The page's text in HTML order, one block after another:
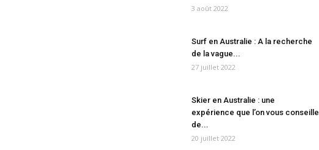
3 août 2022
Surf en Australie : A la recherche
de la vague...
27 juillet 2022
Skier en Australie : une
expérience que l’on vous conseille
de...
20 juillet 2022